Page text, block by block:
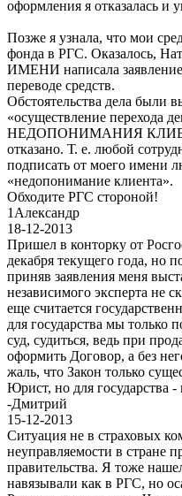
оформления я отказалась и
Позже я узнала, что мои
фонда в РГС. Оказалось,
ИМЕНИ написала
переводе средств.
Обстоятельства дела были
«осуществление перехода
НЕДОПОНИМАНИЯ
отказано. Т. е. любой
подписать от моего имени
«недопонимание клиента».
Обходите РГС стороной!
1 Александр
18-12-2013
Пришел в конторку от
декабря текущего года, но
приняв заявления меня
независимого эксперта не
еще считается
для государства мы только
суд, судиться, ведь при
оформить Договор, а без
жаль, что Закон только
Юрист, но для государства -
-Дмитрий
15-12-2013
Ситуация не в страховых
неуправляемости в стране
правительства. Я тоже
навязывали как в РГС, но